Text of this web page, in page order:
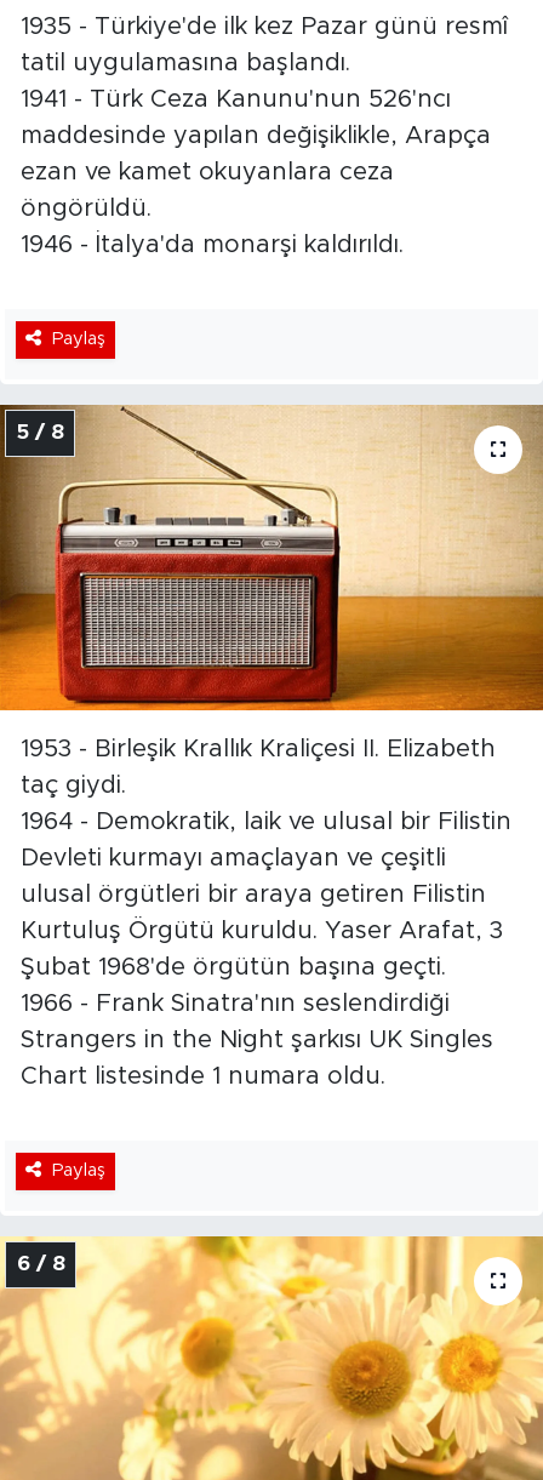
1935 - Türkiye'de ilk kez Pazar günü resmî
tatil uygulamasına başlandı.
1941 - Türk Ceza Kanunu'nun 526'ncı
maddesinde yapılan değişiklikle, Arapça
ezan ve kamet okuyanlara ceza
öngörüldü.
1946 - İtalya'da monarşi kaldırıldı.
Paylaş
5 / 8
1953 - Birleşik Krallık Kraliçesi II. Elizabeth
taç giydi.
1964 - Demokratik, laik ve ulusal bir Filistin
Devleti kurmayı amaçlayan ve çeşitli
ulusal örgütleri bir araya getiren Filistin
Kurtuluş Örgütü kuruldu. Yaser Arafat, 3
Şubat 1968'de örgütün başına geçti.
1966 - Frank Sinatra'nın seslendirdiği
Strangers in the Night şarkısı UK Singles
Chart listesinde 1 numara oldu.
Paylaş
6 / 8